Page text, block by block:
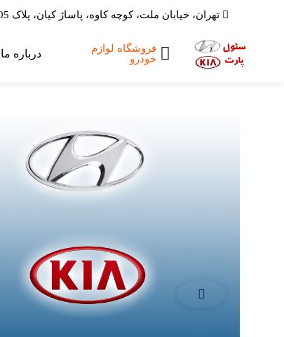
تهران، خیابان ملت، کوچه کاوه، پاساژ کیان، پلاک 105
صفحه اصلی
فروشگاه لوازم
خودرو
درباره ما